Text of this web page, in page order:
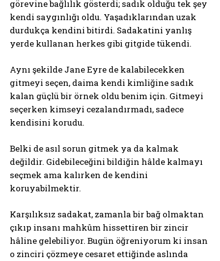
görevine bağlılık gösterdi; sadık olduğu tek şey
kendi saygınlığı oldu. Yaşadıklarından uzak
durdukça kendini bitirdi. Sadakatini yanlış
yerde kullanan herkes gibi gitgide tükendi.
Aynı şekilde Jane Eyre de kalabilecekken
gitmeyi seçen, daima kendi kimliğine sadık
kalan güçlü bir örnek oldu benim için. Gitmeyi
seçerken kimseyi cezalandırmadı, sadece
kendisini korudu.
Belki de asıl sorun gitmek ya da kalmak
değildir. Gidebileceğini bildiğin hâlde kalmayı
seçmek ama kalırken de kendini
koruyabilmektir.
Karşılıksız sadakat, zamanla bir bağ olmaktan
çıkıp insanı mahkûm hissettiren bir zincir
hâline gelebiliyor. Bugün öğreniyorum ki insan
o zinciri çözmeye cesaret ettiğinde aslında